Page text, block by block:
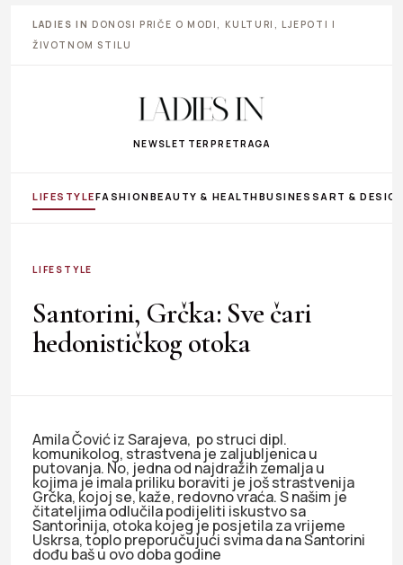
LADIES IN DONOSI PRIČE O MODI, KULTURI, LJEPOTI I
ŽIVOTNOM STILU
NEWSLETTER PRETRAGA
LIFESTYLEFASHIONBEAUTY & HEALTHBUSINESS ART &
LIFESTYLE
Santorini, Grčka: Sve čari
hedonističkog otoka
Amila Čović iz Sarajeva, po struci dipl.
komunikolog, strastvena je zaljubljenica u
putovanja. No, jedna od najdražih zemalja u
kojima je imala priliku boraviti je još strastvenija
Grčka, kojoj se, kaže, redovno vraća. S našim je
čitateljima odlučila podijeliti iskustvo sa
Santorinija, otoka kojeg je posjetila za vrijeme
Uskrsa, toplo preporučujući svima da na Santorini
dođu baš u ovo doba godine